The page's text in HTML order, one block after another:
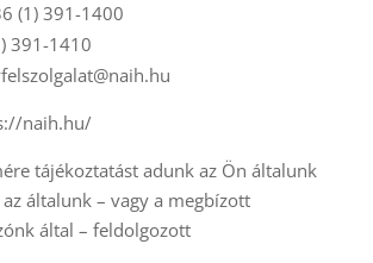
(1) 391-1400
391-1410
naih.hu/
tájékoztatást adunk az Ön általunk
általunk – vagy a megbízott
által – feldolgozott